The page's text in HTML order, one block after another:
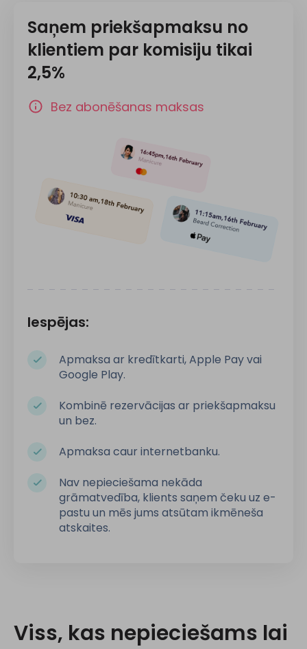
Saņem priekšapmaksu no
klientiem par komisiju tikai
2,5%
Bez abonēšanas maksas
Iespējas:
Apmaksa ar kredītkarti, Apple Pay vai
Google Play.
Kombinē rezervācijas ar priekšapmaksu
un bez.
Apmaksa caur internetbanku.
Nav nepieciešama nekāda
grāmatvedība, klients saņem čeku uz e-
pastu un mēs jums atsūtam ikmēneša
atskaites.
Viss, kas nepieciešams lai